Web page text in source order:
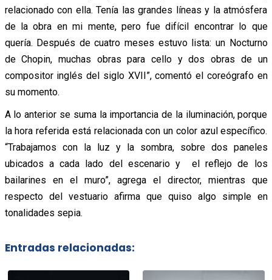
relacionado con ella. Tenía las grandes líneas y la atmósfera
de la obra en mi mente, pero fue difícil encontrar lo que
quería. Después de cuatro meses estuvo lista: un Nocturno
de Chopin, muchas obras para cello y dos obras de un
compositor inglés del siglo XVII”, comentó el coreógrafo en
su momento.
A lo anterior se suma la importancia de la iluminación, porque
la hora referida está relacionada con un color azul específico.
“Trabajamos con la luz y la sombra, sobre dos paneles
ubicados a cada lado del escenario y el reflejo de los
bailarines en el muro”, agrega el director, mientras que
respecto del vestuario afirma que quiso algo simple en
tonalidades sepia.
Entradas relacionadas: